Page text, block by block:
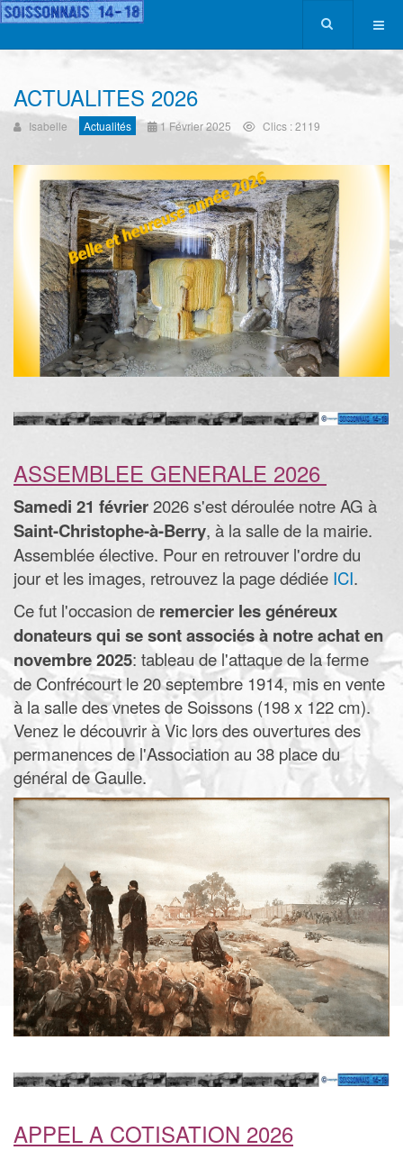
ACTUALITES 2026
Isabelle Actualités 1 Février 2025 Clics : 2119
ASSEMBLEE GENERALE 2026
Samedi 21 février2026 s'est déroulée notre AG à
Saint-Christophe-à-Berry, à la salle de la mairie.
Assemblée élective. Pour en retrouver l'ordre du
jour et les images, retrouvez la page dédiée ICI.
Ce fut l'occasion de remercier les généreux
donateurs qui se sont associés à notre achat en
novembre 2025: tableau de l'attaque de la ferme
de Confrécourt le 20 septembre 1914, mis en vente
à la salle des vnetes de Soissons (198 x 122 cm).
Venez le découvrir à Vic lors des ouvertures des
permanences de l'Association au 38 place du
général de Gaulle.
APPEL A COTISATION 2026